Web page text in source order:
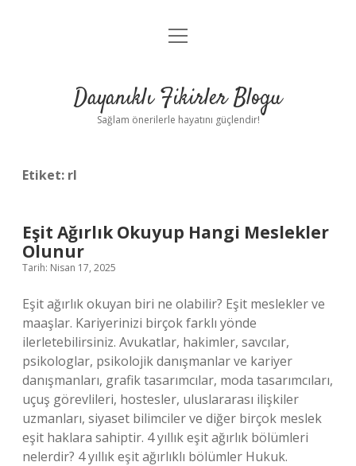
Anasayfa
Yasal Uyarı
menüyü
Dayanıklı Fikirler Blogu
Sağlam önerilerle hayatını güçlendir!
Etiket: rl
Eşit Ağırlık Okuyup Hangi Meslekler
Olunur
Tarih: Nisan 17, 2025
Eşit ağırlık okuyan biri ne olabilir? Eşit meslekler ve
maaşlar. Kariyerinizi birçok farklı yönde
ilerletebilirsiniz. Avukatlar, hakimler, savcılar,
psikologlar, psikolojik danışmanlar ve kariyer
danışmanları, grafik tasarımcılar, moda tasarımcıları,
uçuş görevlileri, hostesler, uluslararası ilişkiler
uzmanları, siyaset bilimciler ve diğer birçok meslek
eşit haklara sahiptir. 4 yıllık eşit ağırlık bölümleri
nelerdir? 4 yıllık eşit ağırlıklı bölümler Hukuk.